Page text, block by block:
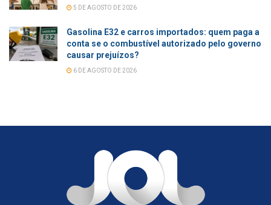
5 DE AGOSTO DE 2026
Gasolina E32 e carros importados: quem paga a
conta se o combustível autorizado pelo governo
causar prejuízos?
6 DE AGOSTO DE 2026